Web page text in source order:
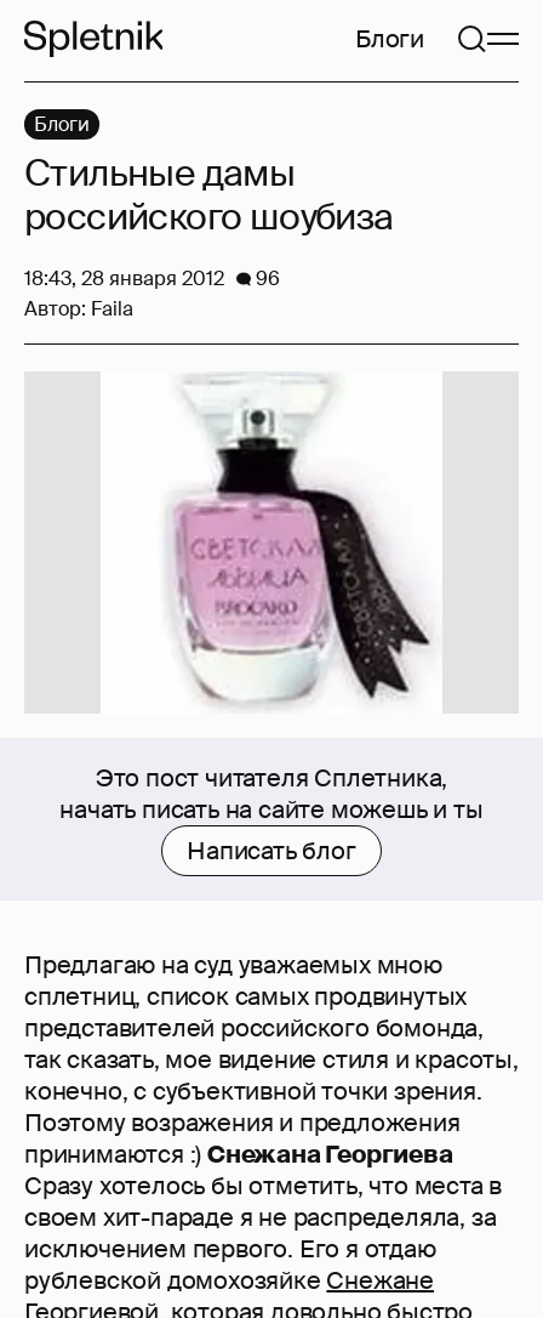
Блоги
Это пост читателя Сплетника,
начать писать на сайте можешь и ты
Написать блог
Предлагаю на суд уважаемых мною
сплетниц, список самых продвинутых
представителей российского бомонда,
так сказать, мое видение стиля и красоты,
конечно, с субъективной точки зрения.
Поэтому возражения и предложения
принимаются :)Снежана Георгиева
Сразу хотелось бы отметить, что места в
своем хит-параде я не распределяла, за
исключением первого. Его я отдаю
рублевской домохозяйке Снежане
Блоги
Стильные дамы
российского шоубиза
18:43, 28 января 2012
96
Автор: Faila